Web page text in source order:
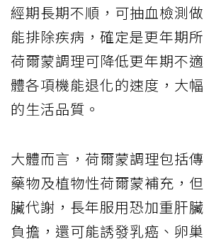
經期長期不順，可抽血檢測
能排除疾病，確定是更年期
荷爾蒙調理可降低更年期不
體各項機能退化的速度，大
的生活品質。
大體而言，荷爾蒙調理包括
藥物及植物性荷爾蒙補充，
臟代謝，長年服用恐加重肝
負擔，還可能誘發乳癌、卵